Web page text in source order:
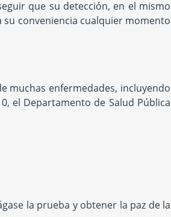
que su detección, en el mismo
su conveniencia cualquier momento
muchas enfermedades, incluyendo
el Departamento de Salud Pública
la prueba y obtener la paz de la